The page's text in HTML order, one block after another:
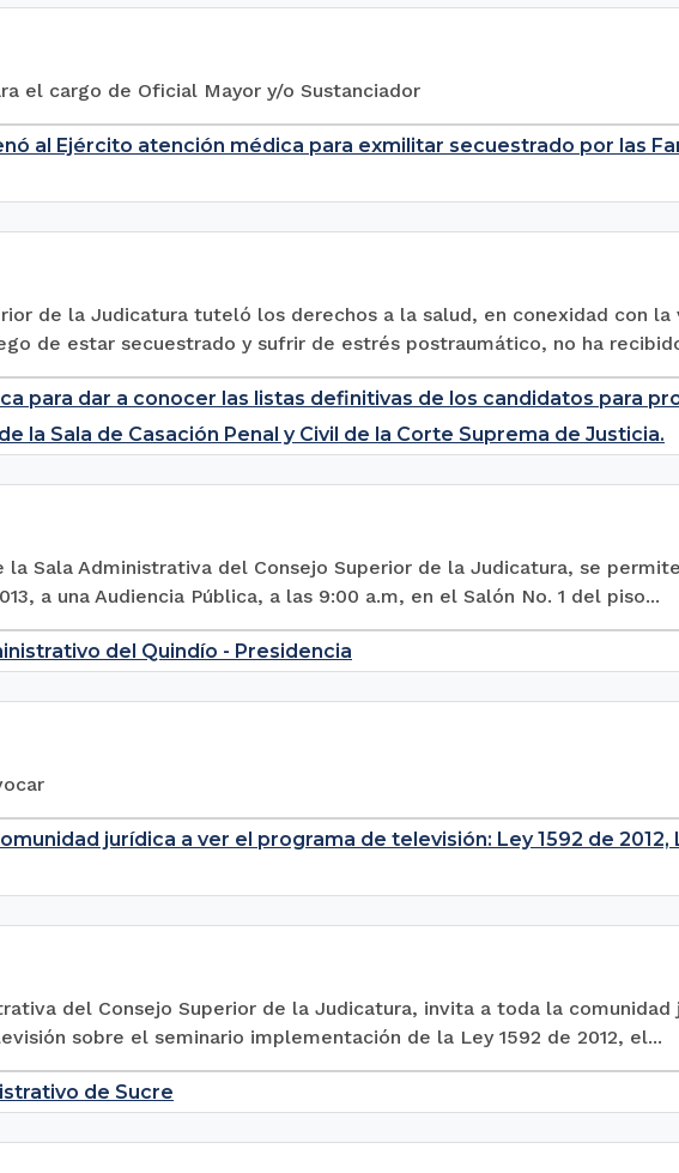
el cargo de Oficial Mayor y/o Sustanciador
al Ejército atención médica para exmilitar secuestrado por las
de la Judicatura tuteló los derechos a la salud, en conexidad con la
de estar secuestrado y sufrir de estrés postraumático, no ha
para dar a conocer las listas definitivas de los candidatos para
la Sala de Casación Penal y Civil de la Corte Suprema de Justicia.
la Sala Administrativa del Consejo Superior de la Judicatura, se
a una Audiencia Pública, a las 9:00 a.m, en el Salón No. 1 del piso...
del Quindío - Presidencia
jurídica a ver el programa de televisión: Ley 1592 de 2012,
del Consejo Superior de la Judicatura, invita a toda la
sobre el seminario implementación de la Ley 1592 de 2012, el...
de Sucre